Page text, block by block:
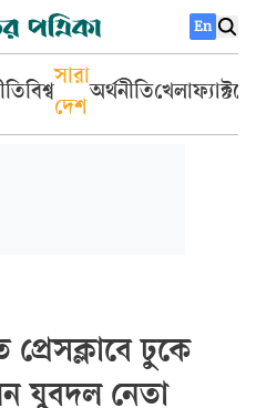
En
বিশ্ব
সারা
দেশ
অর্থনীতিখেলা
ঢুকে
যুবদল নেতা